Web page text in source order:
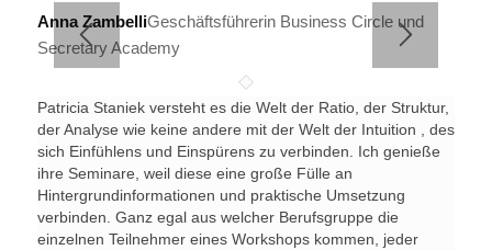
Anna ZambelliGeschäftsführerin Business Circle und
Secretary Academy
Patricia Staniek versteht es die Welt der Ratio, der Struktur,
der Analyse wie keine andere mit der Welt der Intuition , des
sich Einfühlens und Einspürens zu verbinden. Ich genieße
ihre Seminare, weil diese eine große Fülle an
Hintergrundinformationen und praktische Umsetzung
verbinden. Ganz egal aus welcher Berufsgruppe die
einzelnen Teilnehmer eines Workshops kommen, jeder